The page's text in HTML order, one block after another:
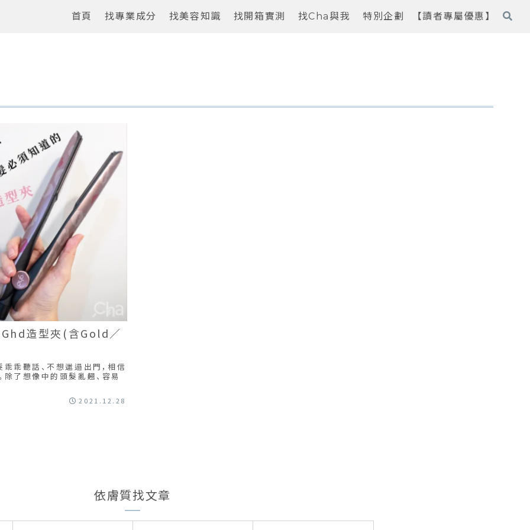
首頁 找專業成分 找美容知識 找開箱實測 找Cha與我 特別企劃 【讀者專屬優惠】
Ghd造型夾(含Gold／
乖聽話、不想邋遢出門，相信
了想像中的頭髮亂翹、容易
2021.12.28
依膚質找文章